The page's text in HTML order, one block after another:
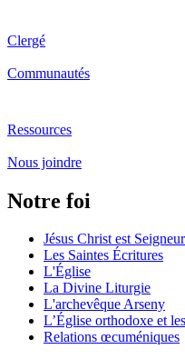
Clergé
Communautés
Ressources
Nous joindre
Notre foi
Jésus Christ est Seigneur
Les Saintes Écritures
L'Église
La Divine Liturgie
L'archevêque Arseny
L’Église orthodoxe et
Relations œcuméniques